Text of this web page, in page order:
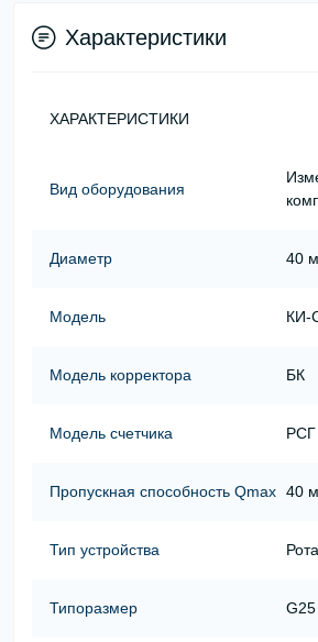
Характеристики
ХАРАКТЕРИСТИКИ
Вид оборудования
Диаметр 40
Модель КИ-
Модель корректора БК
Модель счетчика РСГ
Пропускная способность Qmax 40
Тип устройства
Типоразмер G25